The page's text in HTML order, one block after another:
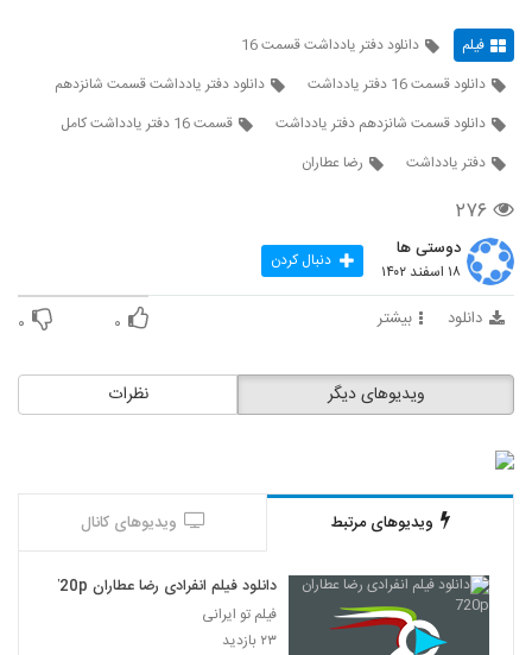
فیلم
دانلود دفتر یادداشت قسمت 16
دانلود قسمت 16 دفتر یادداشت
دانلود دفتر یادداشت قسمت شانزدهم
دانلود قسمت شانزدهم دفتر یادداشت
قسمت 16 دفتر یادداشت کامل
دفتر یادداشت
رضا عطاران
۲۷۶
دوستی ها
۱۸ اسفند ۱۴۰۲ دنبال کردن
دانلود بیشتر ۰ ۰
نظرات ویدیوهای دیگر
ویدیوهای مرتبط ویدیوهای کانال
دانلود فیلم انفرادی رضا عطاران 720p
فیلم تو ایرانی
۲۳ بازدید